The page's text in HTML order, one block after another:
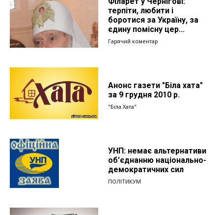
терпіти, любити і
боротися за Україну, за
єдину помісну цер...
Гарячий коментар
Анонс газети "Біла хата"
за 9 грудня 2010 р.
"Біла Хата"
УНП: немає альтернативи
об’єднанню національно-
демократичних сил
ПОЛІТИКУМ